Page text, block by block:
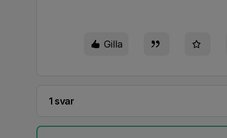
Gilla
1 svar